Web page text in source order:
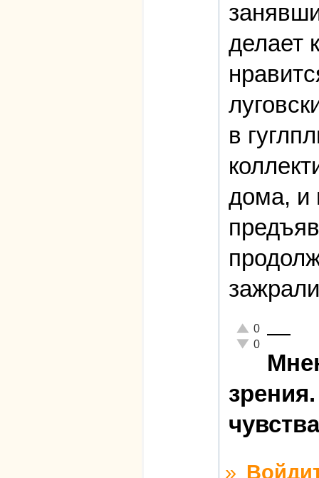
делает
в
дома, и
Отлично!
0
Неадекватно!
0 —
»